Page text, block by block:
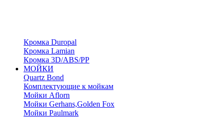
Кромка Duropal
Кромка Lamian
Кромка 3D/ABS/PP
МОЙКИ
Quartz Bond
Комплектующие к мойкам
Мойки Aflorn
Мойки Gerhans,Golden Fox
Мойки Paulmark